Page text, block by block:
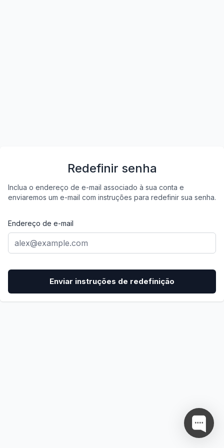
Redefinir senha
Inclua o endereço de e-mail associado à sua conta e
enviaremos um e-mail com instruções para redefinir sua senha.
Endereço de e-mail
Enviar instruções de redefinição